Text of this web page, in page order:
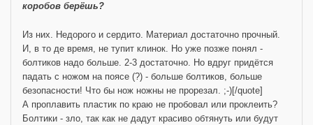
коробов берёшь?
Из них. Недорого и сердито. Материал достаточно прочный.
И, в то де время, не тупит клинок. Но уже позже понял -
болтиков надо больше. 2-3 достаточно. Но вдруг придётся
падать с ножом на поясе (?) - больше болтиков, больше
безопасности! Что бы нож ножны не прорезал. ;-)[/quote]
А проплавить пластик по краю не пробовал или проклеить?
Болтики - зло, так как не дадут красиво обтянуть или будут